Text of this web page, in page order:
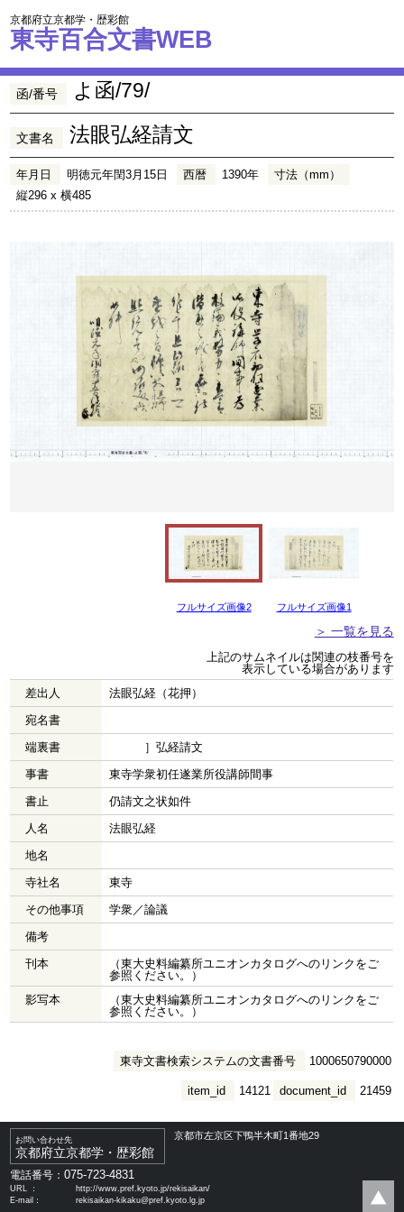
京都府立京都学・歴彩館
東寺百合文書WEB
函/番号 よ函/79/
文書名 法眼弘経請文
年月日 明徳元年閏3月15日 西暦 1390年
寸法（mm）
縦296 x 横485
フルサイズ画像2 フルサイズ画像1
＞ 一覧を見る
上記のサムネイルは関連の枝番号を
表示している場合があります
差出人
法眼弘経（花押）
宛名書
端裏書
］弘経請文
事書
東寺学衆初任遂業所役講師間事
書止
仍請文之状如件
人名
法眼弘経
地名
寺社名
東寺
その他事項
学衆／論議
備考
刊本
（東大史料編纂所ユニオンカタログへのリンクをご
参照ください。）
影写本
（東大史料編纂所ユニオンカタログへのリンクをご
参照ください。）
東寺文書検索システムの文書番号 1000650790000
document_id 21459
item_id 14121
お問い合わせ先
京都府立京都学・歴彩館
京都市左京区下鴨半木町1番地29
電話番号：075-723-4831
URL ：
http://www.pref.kyoto.jp/rekisaikan/
E-mail：
rekisaikan-kikaku@pref.kyoto.lg.jp